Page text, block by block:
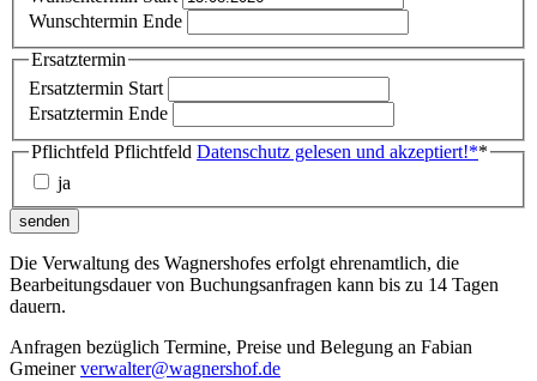
Wunschtermin Ende
Ersatztermin
Ersatztermin Start
Ersatztermin Ende
Pflichtfeld Pflichtfeld Datenschutz gelesen und akzeptiert!**
ja
senden
Die Verwaltung des Wagnershofes erfolgt ehrenamtlich, die
Bearbeitungsdauer von Buchungsanfragen kann bis zu 14 Tagen
dauern.
Anfragen bezüglich Termine, Preise und Belegung an Fabian
Gmeinerverwalter@wagnershof.de